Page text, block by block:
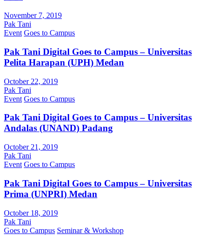
November 7, 2019
Pak Tani
Event Goes to Campus
Pak Tani Digital Goes to Campus – Universitas
Pelita Harapan (UPH) Medan
October 22, 2019
Pak Tani
Event Goes to Campus
Pak Tani Digital Goes to Campus – Universitas
Andalas (UNAND) Padang
October 21, 2019
Pak Tani
Event Goes to Campus
Pak Tani Digital Goes to Campus – Universitas
Prima (UNPRI) Medan
October 18, 2019
Pak Tani
Goes to Campus Seminar & Workshop